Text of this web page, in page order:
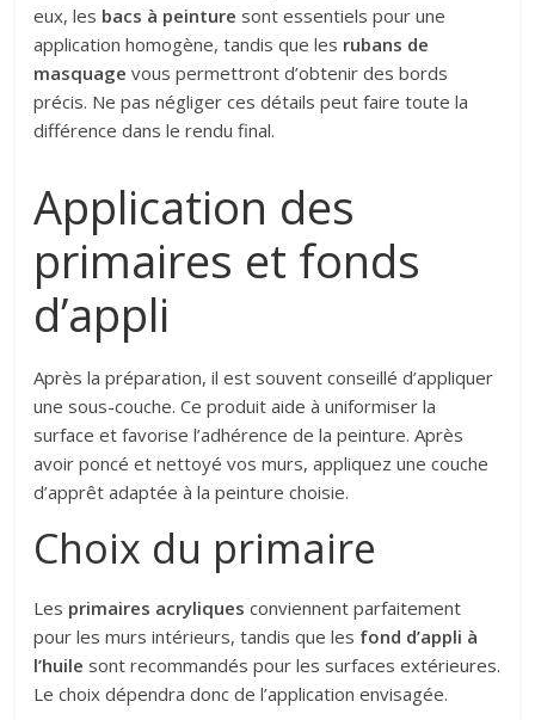
eux, les bacs à peinture sont essentiels pour une
application homogène, tandis que les rubans de
masquage vous permettront d’obtenir des bords
précis. Ne pas négliger ces détails peut faire toute la
différence dans le rendu final.
Application des
primaires et fonds
d’appli
Après la préparation, il est souvent conseillé d’appliquer
une sous-couche. Ce produit aide à uniformiser la
surface et favorise l’adhérence de la peinture. Après
avoir poncé et nettoyé vos murs, appliquez une couche
d’apprêt adaptée à la peinture choisie.
Choix du primaire
Les primaires acryliques conviennent parfaitement
pour les murs intérieurs, tandis que les fond d’appli à
l’huile sont recommandés pour les surfaces extérieures.
Le choix dépendra donc de l’application envisagée.